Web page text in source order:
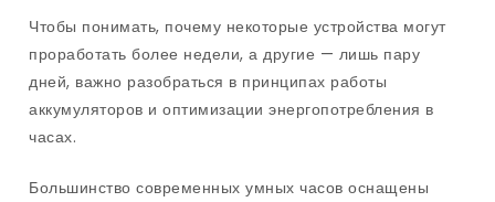
Чтобы понимать, почему некоторые устройства могут
проработать более недели, а другие — лишь пару
дней, важно разобраться в принципах работы
аккумуляторов и оптимизации энергопотребления в
часах.
Большинство современных умных часов оснащены